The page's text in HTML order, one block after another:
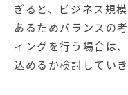
ぎると、ビジネス規
あるためバランスの
ィングを行う場合は
込めるか検討していき